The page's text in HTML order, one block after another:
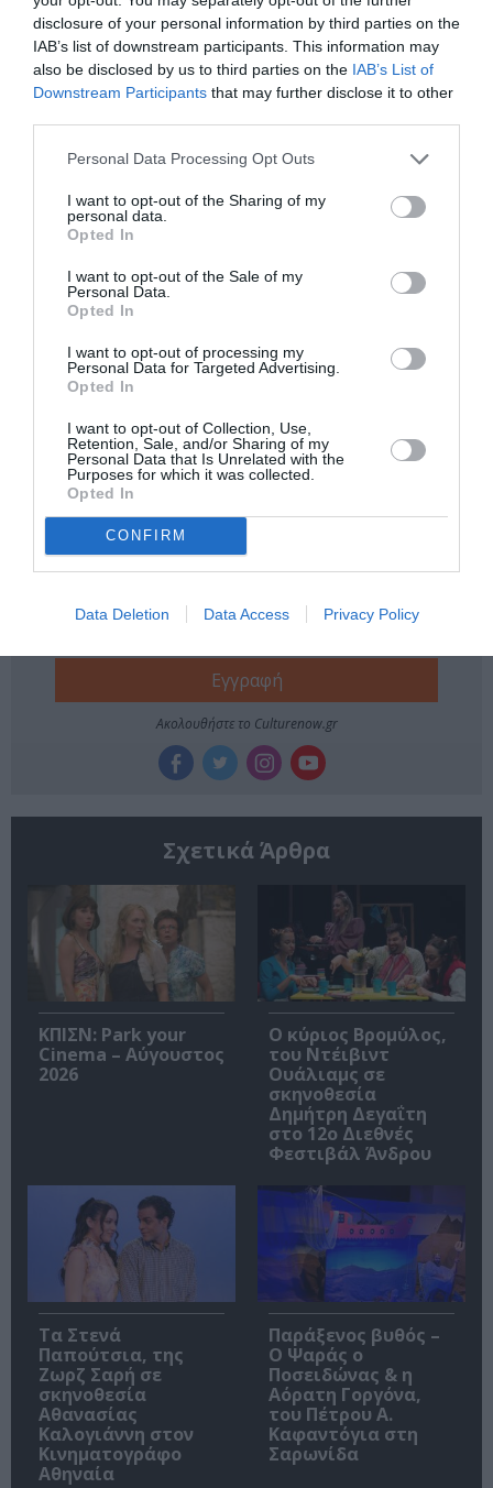
disclosure of your personal information by third parties on the
IAB’s list of downstream participants. This information may
also be disclosed by us to third parties on the IAB’s List of
Downstream Participants that may further disclose it to other
Personal Data Processing Opt Outs
I want to opt-out of the Sharing of my
personal data.
Opted In
I want to opt-out of the Sale of my
Personal Data.
Opted In
I want to opt-out of processing my
Personal Data for Targeted Advertising.
Opted In
I want to opt-out of Collection, Use,
Retention, Sale, and/or Sharing of my
Personal Data that Is Unrelated with the
Purposes for which it was collected.
Opted In
CONFIRM
Data Deletion Data Access Privacy Policy
Ώρα Έναρξης: 11.30 π.μ.
Τιμή εισιτηρίου : 7€ – Mειωμένο 5€
Ακολουθήστε το Culturenow.gr στο Google News
μάθετε πρώτοι όλες τις ειδήσεις
Δείτε όλα τατελευταία νέαγια την Τέχνη και τον
Πολιτισμό στοCulturenow.gr
Νέοι Διαγωνισμοί❯
Tags
ΠΑΙΔΙΚΕΣ ΠΑΡΑΣΤΑΣΕΙΣ ΚΑΙ ΕΚΘΕΣΕΙΣ ΓΙΑ ΠΑΙΔΙΑ
Newsletter
Κάθε βδομάδα στο e-mail σας τα τελευταία νέα για
Ακολουθήστε το Culturenow.gr
Σχετικά Άρθρα
ΚΠΙΣΝ: Park your
Cinema – Αύγουστος
2026
O κύριος Βρομύλος,
του Ντέιβιντ
Ουάλιαμς σε
σκηνοθεσία
Δημήτρη Δεγαΐτη
στο 12ο Διεθνές
Φεστιβάλ Άνδρου
Τα Στενά
Παπούτσια, της
Ζωρζ Σαρή σε
σκηνοθεσία
Αθανασίας
Καλογιάννη στον
Κινηματογράφο
Αθηναία
Παράξενος βυθός –
Ο Ψαράς ο
Ποσειδώνας & η
Αόρατη Γοργόνα,
του Πέτρου Α.
Καφαντόγια στη
Σαρωνίδα